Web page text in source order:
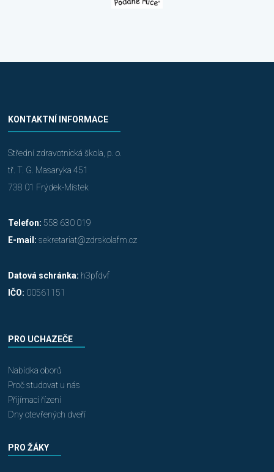
KONTAKTNÍ INFORMACE
Střední zdravotnická škola, p. o.
tř. T. G. Masaryka 451
738 01 Frýdek-Místek
Telefon: 558 630 019
E-mail: sekretariat@zdrskolafm.cz
Datová schránka: h3pfdvf
IČO: 00561151
PRO UCHAZEČE
Nabídka oborů
Proč studovat u nás
Přijímací řízení
Dny otevřených dveří
PRO ŽÁKY